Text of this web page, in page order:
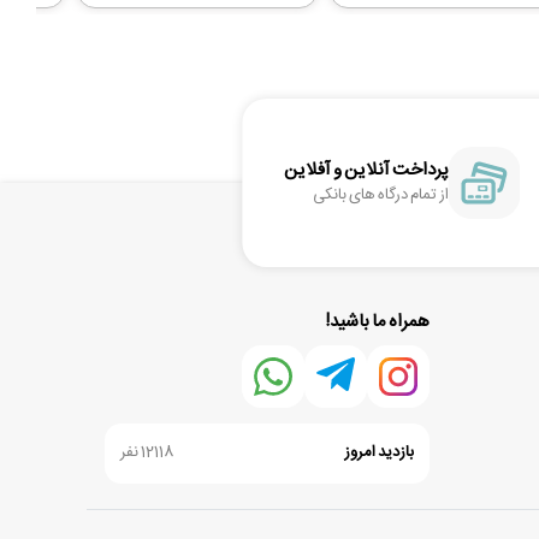
پرداخت آنلاین و آفلاین
از تمام درگاه های بانکی
همراه ما باشید!
بازدید امروز 12118 نفر